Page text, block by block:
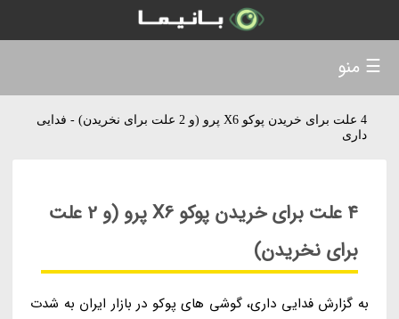
4 علت برای خریدن پوکو X6 پرو (و 2 علت برای نخریدن) - فدایی
داری
4 علت برای خریدن پوکو X6 پرو (و 2 علت
برای نخریدن)
به گزارش فدایی داری، گوشی های پوکو در بازار ایران به شدت
☰ منو